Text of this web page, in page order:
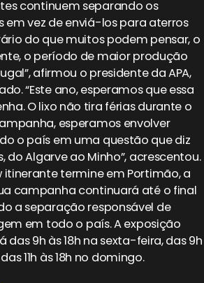
continuem separando os
​​em vez de enviá-los para aterros
do que muitos podem pensar, o
o período de maior produção
afirmou o presidente da APA,
“Este ano, esperamos que essa
O lixo não tira férias durante o
esperamos envolver
o país em uma questão que diz
do Algarve ao Minho”, acrescentou.
itinerante termine em Portimão, a
campanha continuará até o final
a separação responsável de
em todo o país. A exposição
9h às 18h na sexta-feira, das 9h
11h às 18h no domingo.